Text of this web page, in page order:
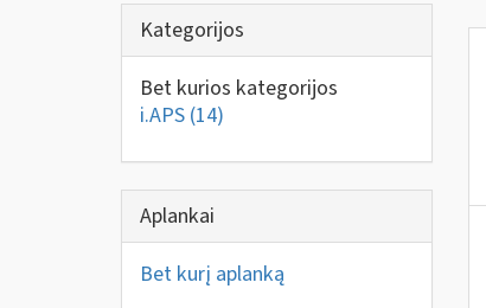
Kategorijos
Bet kurios kategorijos
i.APS (14)
Aplankai
Bet kurį aplanką